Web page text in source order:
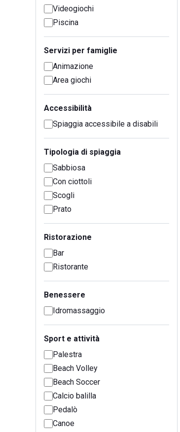
Videogiochi
Piscina
Servizi per famiglie
Animazione
Area giochi
Accessibilità
Spiaggia accessibile a disabili
Tipologia di spiaggia
Sabbiosa
Con ciottoli
Scogli
Prato
Ristorazione
Bar
Ristorante
Benessere
Idromassaggio
Sport e attività
Palestra
Beach Volley
Beach Soccer
Calcio balilla
Pedalò
Canoe